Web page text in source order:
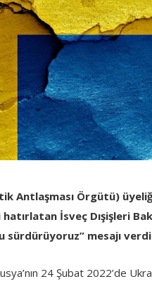
Antlaşması Örgütü)
İsveç Dışişleri
sürdürüyoruz” mesajı
24 Şubat 2022’de